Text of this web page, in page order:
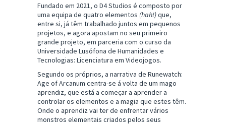
Fundado em 2021, o D4 Studios é composto por
uma equipa de quatro elementos (hah!)que,
entre si, já têm trabalhado juntos em pequenos
projetos, e agora apostam no seu primeiro
grande projeto, em parceria com o curso da
Universidade Lusófona de Humanidades e
Tecnologias: Licenciatura em Videojogos.
Segundo os próprios, a narrativa de Runewatch:
Age of Arcanum centra-se á volta de um mago
aprendiz, que está a começar a aprender a
controlar os elementos e a magia que estes têm.
Onde o aprendiz vai ter de enfrentar vários
monstros elementais criados pelos seus